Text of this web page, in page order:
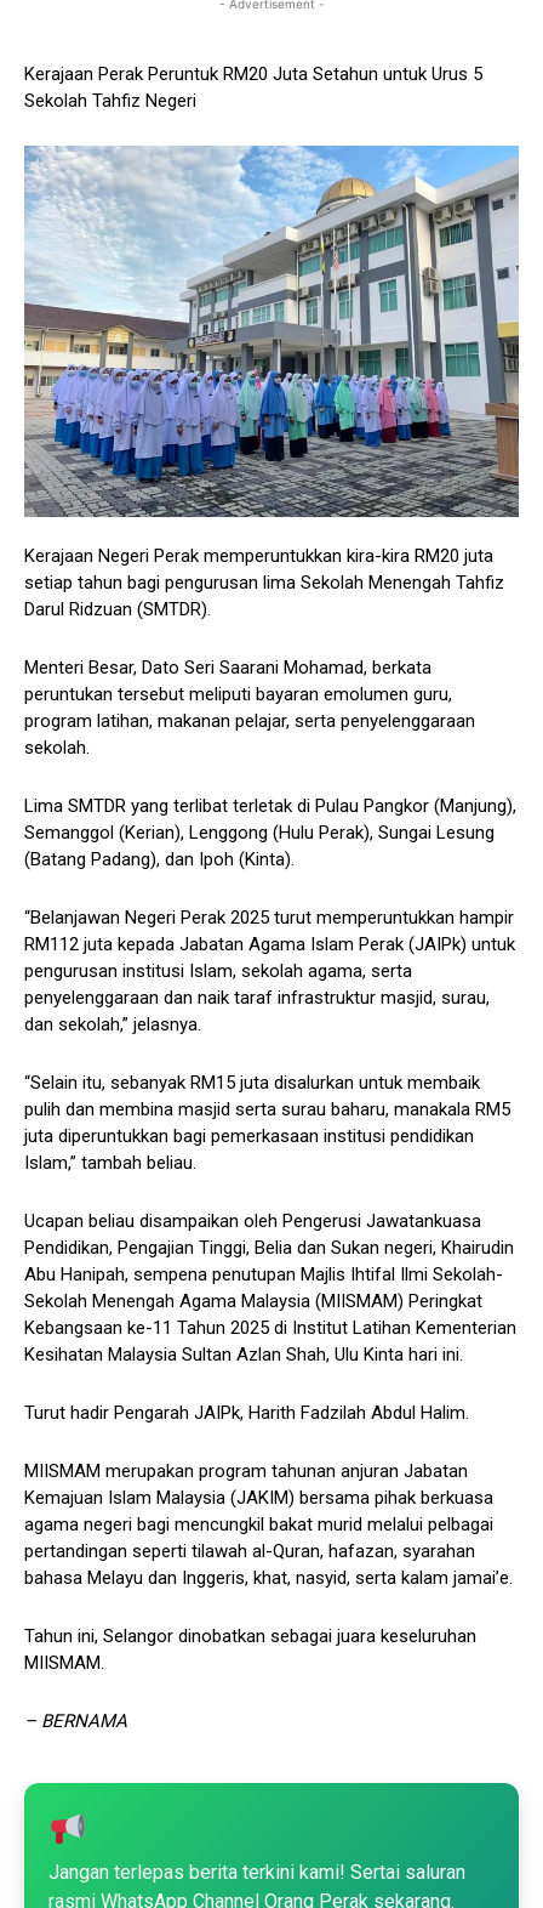
- Advertisement -
Kerajaan Perak Peruntuk RM20 Juta Setahun untuk Urus 5
Sekolah Tahfiz Negeri
Kerajaan Negeri Perak memperuntukkan kira-kira RM20 juta
setiap tahun bagi pengurusan lima Sekolah Menengah Tahfiz
Darul Ridzuan (SMTDR).
Menteri Besar, Dato Seri Saarani Mohamad, berkata
peruntukan tersebut meliputi bayaran emolumen guru,
program latihan, makanan pelajar, serta penyelenggaraan
sekolah.
Lima SMTDR yang terlibat terletak di Pulau Pangkor (Manjung),
Semanggol (Kerian), Lenggong (Hulu Perak), Sungai Lesung
(Batang Padang), dan Ipoh (Kinta).
“Belanjawan Negeri Perak 2025 turut memperuntukkan hampir
RM112 juta kepada Jabatan Agama Islam Perak (JAIPk) untuk
pengurusan institusi Islam, sekolah agama, serta
penyelenggaraan dan naik taraf infrastruktur masjid, surau,
dan sekolah,” jelasnya.
“Selain itu, sebanyak RM15 juta disalurkan untuk membaik
pulih dan membina masjid serta surau baharu, manakala RM5
juta diperuntukkan bagi pemerkasaan institusi pendidikan
Islam,” tambah beliau.
Ucapan beliau disampaikan oleh Pengerusi Jawatankuasa
Pendidikan, Pengajian Tinggi, Belia dan Sukan negeri, Khairudin
Abu Hanipah, sempena penutupan Majlis Ihtifal Ilmi Sekolah-
Sekolah Menengah Agama Malaysia (MIISMAM) Peringkat
Kebangsaan ke-11 Tahun 2025 di Institut Latihan Kementerian
Kesihatan Malaysia Sultan Azlan Shah, Ulu Kinta hari ini.
Turut hadir Pengarah JAIPk, Harith Fadzilah Abdul Halim.
MIISMAM merupakan program tahunan anjuran Jabatan
Kemajuan Islam Malaysia (JAKIM) bersama pihak berkuasa
agama negeri bagi mencungkil bakat murid melalui pelbagai
pertandingan seperti tilawah al-Quran, hafazan, syarahan
bahasa Melayu dan Inggeris, khat, nasyid, serta kalam jamai’e.
Tahun ini, Selangor dinobatkan sebagai juara keseluruhan
MIISMAM.
– BERNAMA
Jangan terlepas berita terkini kami! Sertai saluran
rasmi WhatsApp Channel Orang Perak sekarang.